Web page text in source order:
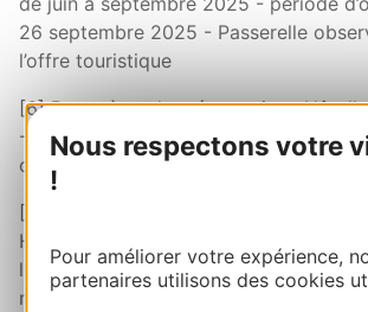
Nous respectons votre
!
Pour améliorer votre expérience,
partenaires utilisons des cookies
26 septembre 2025 - Passerelle
l’offre touristique
[6] Baromètre des réservations
- France Tourisme Observation (FTO)
observations disponibles au 25
[7] Lighthouse - France Tourisme
Hébergements proposés sur les
location -Tendances des réservations
nuits réservées sur la plateforme